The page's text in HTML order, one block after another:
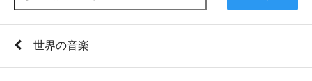
世界の音楽